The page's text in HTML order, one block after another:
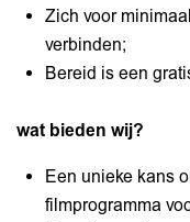
Zich voor
verbinden;
Bereid is een
wat bieden wij?
Een unieke kans
filmprogramma